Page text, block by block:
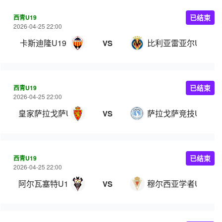
西青U19
2026-04-25 22:00
卡斯迪隆U19 VS 比利亚雷亚尔U19
已结束
西青U19
2026-04-25 22:00
皇家萨拉戈萨U19 VS 萨拉戈萨竞技U19
已结束
西青U19
2026-04-25 22:00
阿尔瓦塞特U19 VS 穆尔西亚学者U19
已结束